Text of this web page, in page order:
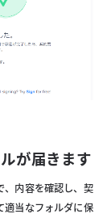
が届きます
、内容を確認し、契
適当なフォルダに保